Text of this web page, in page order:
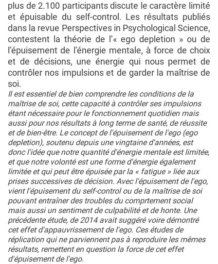
plus de 2.100 participants discute le caractère limité
et épuisable du self-control. Les résultats publiés
dans la revue Perspectives in Psychological Science,
contestent la théorie de l’« ego depletion » ou de
l’épuisement de l’énergie mentale, à force de choix
et de décisions, une énergie qui nous permet de
contrôler nos impulsions et de garder la maîtrise de
soi.
Il est essentiel de bien comprendre les conditions de la
maîtrise de soi, cette capacité à contrôler ses impulsions
étant nécessaire pour le fonctionnement quotidien mais
aussi pour nos résultats à long terme de santé, de réussite
et de bien-être. Le concept de l'épuisement de l'ego (ego
depletion), soutenu depuis une vingtaine d'années, est
donc l'idée que notre quantité d'énergie mentale est limitée,
et que notre volonté est une forme d'énergie également
limitée et qui peut être épuisée par la « fatigue » liée aux
prises successives de décision. Avec l'épuisement de l'ego,
vient l'épuisement du self-control ou de la maîtrise de soi
pouvant entraîner des troubles du comprtement social
mais aussi un sentiment de culpabilité et de honte. Une
précédente étude, de 2014 avait suggéré voire démontré
cet effet d'appauvrissement de l'ego. Ces études de
réplication qui ne parviennent pas à reproduire les mêmes
résultats, remettent en question la force de cet effet
d'épuisement de l'ego.